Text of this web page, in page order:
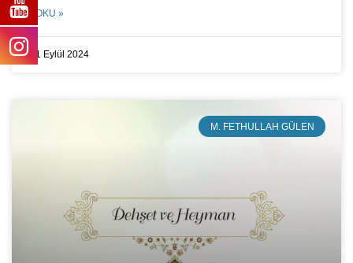
OKU »
1 Eylül 2024
M. FETHULLAH GÜLEN